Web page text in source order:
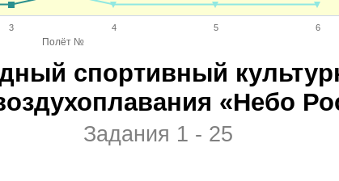
Полёт №
3 4 5 6
спортивный
«Небо
Задания 1 - 25